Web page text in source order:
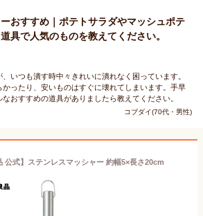
おすすめ｜ポテトサラダやマッシュポテ
具で人気のものを教えてください。
いつも潰す時中々きれいに潰れなく困っています。
ったり、安いものはすぐに壊れてしまいます。手早
おすすめの道具がありましたら教えてください。
コブダイ(70代・男性)
公式】ステンレスマッシャー 約幅5×長さ20cm